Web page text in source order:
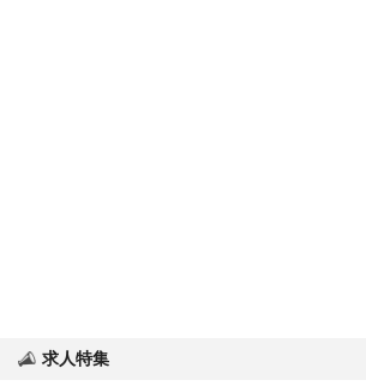
求人特集